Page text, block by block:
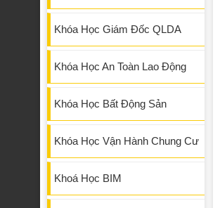
Khóa Học Giám Đốc QLDA
Khóa Học An Toàn Lao Động
Khóa Học Bất Động Sản
Khóa Học Vận Hành Chung Cư
Khoá Học BIM